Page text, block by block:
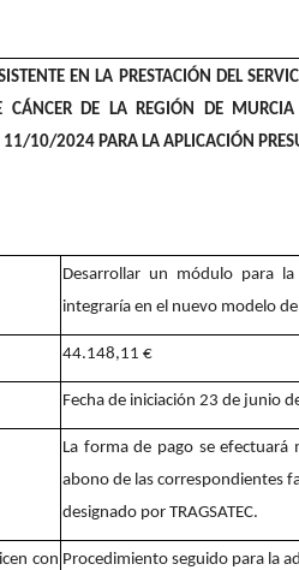
EN LA PRESTACIÓN DEL
CÁNCER DE LA REGIÓN DE
11/10/2024 PARA LA APLICACIÓN
Desarrollar un módulo para
integraría en el nuevo modelo
44.148,11 €
Fecha de iniciación 23 de junio
La forma de pago se efectuará
abono de las correspondientes
designado por TRAGSATEC.
con Procedimiento seguido para la